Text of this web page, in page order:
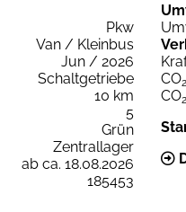
Pkw
Van / Kleinbus
Jun / 2026
Schaltgetriebe
10 km
5
Grün
Zentrallager
ab ca. 18.08.2026
185453
CO2
CO2